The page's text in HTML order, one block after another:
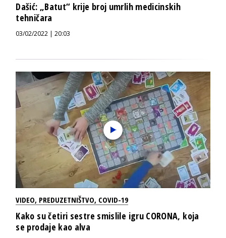
Dašić: „Batut“ krije broj umrlih medicinskih
tehničara
03/02/2022 | 20:03
VIDEO, PREDUZETNIŠTVO, COVID-19
Kako su četiri sestre smislile igru CORONA, koja
se prodaje kao alva